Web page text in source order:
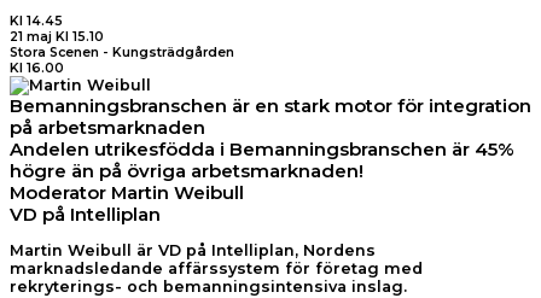
Kl 14.45
21 maj Kl 15.10
Stora Scenen - Kungsträdgården
Kl 16.00
Bemanningsbranschen är en stark motor för integration
på arbetsmarknaden
Andelen utrikesfödda i Bemanningsbranschen är 45%
högre än på övriga arbetsmarknaden!
Moderator Martin Weibull
VD på Intelliplan
Martin Weibull är VD på Intelliplan, Nordens
marknadsledande affärssystem för företag med
rekryterings- och bemanningsintensiva inslag.